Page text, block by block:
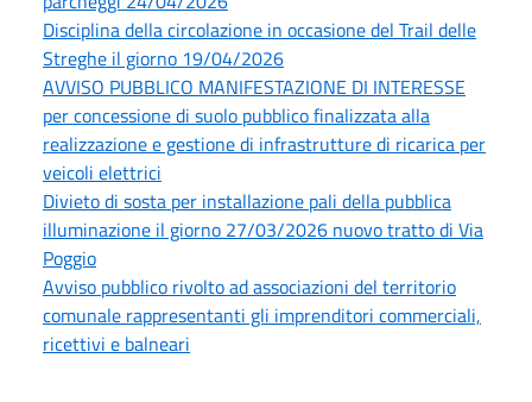
Disciplina della circolazione in occasione del Trail delle
Streghe il giorno 19/04/2026
AVVISO PUBBLICO MANIFESTAZIONE DI INTERESSE
per concessione di suolo pubblico finalizzata alla
realizzazione e gestione di infrastrutture di ricarica per
veicoli elettrici
Divieto di sosta per installazione pali della pubblica
illuminazione il giorno 27/03/2026 nuovo tratto di Via
Poggio
Avviso pubblico rivolto ad associazioni del territorio
comunale rappresentanti gli imprenditori commerciali,
ricettivi e balneari